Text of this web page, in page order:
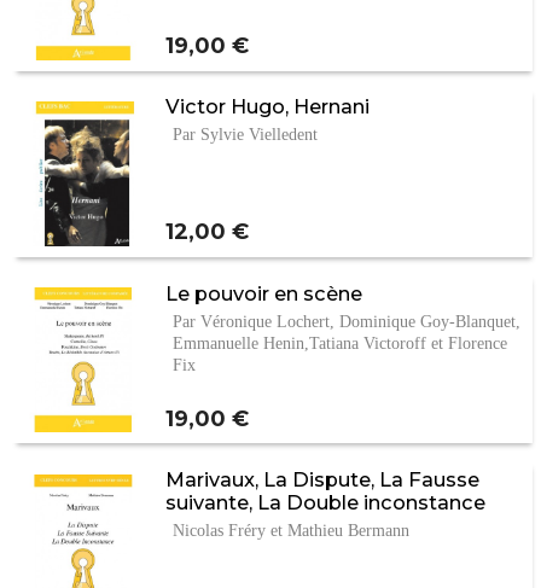
Prix
19,00 €
Victor Hugo, Hernani
Par Sylvie Vielledent
Prix
12,00 €
Le pouvoir en scène
Par Véronique Lochert, Dominique Goy-Blanquet,
Emmanuelle Henin,Tatiana Victoroff et Florence
Fix
Prix
19,00 €
Marivaux, La Dispute, La Fausse
suivante, La Double inconstance
Nicolas Fréry et Mathieu Bermann